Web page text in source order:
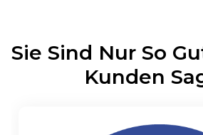
Sie Sind Nur So
Kunden